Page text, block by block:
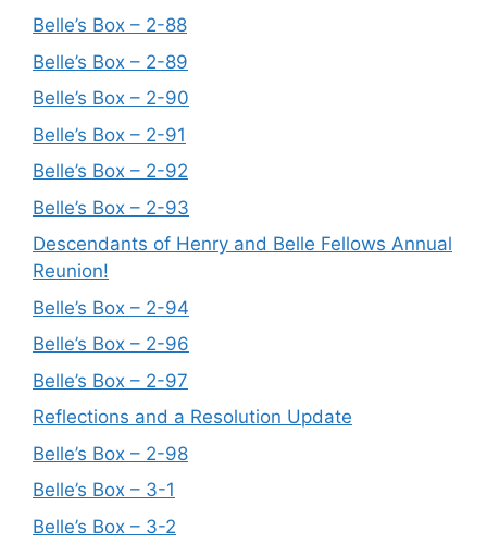
Belle’s Box – 2-88
Belle’s Box – 2-89
Belle’s Box – 2-90
Belle’s Box – 2-91
Belle’s Box – 2-92
Belle’s Box – 2-93
Descendants of Henry and Belle Fellows Annual
Reunion!
Belle’s Box – 2-94
Belle’s Box – 2-96
Belle’s Box – 2-97
Reflections and a Resolution Update
Belle’s Box – 2-98
Belle’s Box – 3-1
Belle’s Box – 3-2